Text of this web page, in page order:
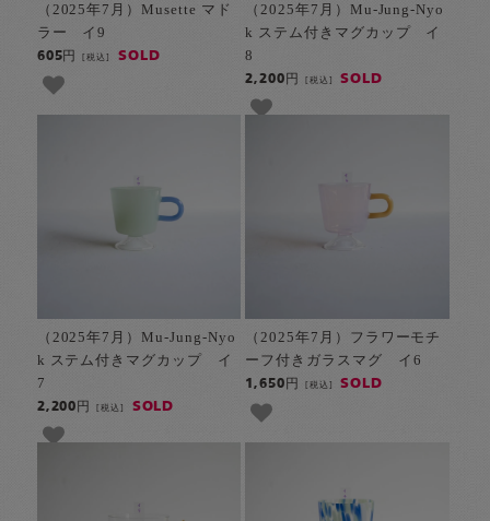
（2025年7月）Musette マド
ラー イ9
605円[税込] SOLD
（2025年7月）Mu-Jung-Nyo
k ステム付きマグカップ イ
8
2,200円 [税込] SOLD
（2025年7月）Mu-Jung-Nyo
k ステム付きマグカップ イ
7
2,200円[税込] SOLD
（2025年7月）フラワーモチ
ーフ付きガラスマグ イ6
1,650円 [税込] SOLD